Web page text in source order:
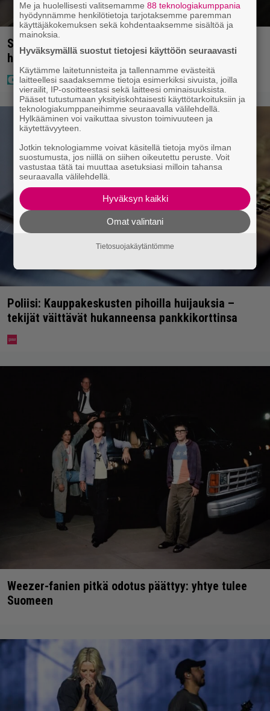
Sampo Kaulanen sai oudon tulehduksen – makaa
hoitolaitteessa nytkähdellen
Poliisi: Kauppakeskusten pihoilla huijauksia –
tekijät väittävät hukanneensa pankkikorttinsa
Weezer-fanien pitkä odotus päättyy: yhtye tulee
Suomeen
Me ja huolellisesti valitsemamme88 teknologiakumppania
hyödynnämme henkilötietoja tarjotaksemme paremman
käyttäjäkokemuksen sekä kohdentaaksemme sisältöä ja
mainoksia.
Hyväksymällä suostut tietojesi käyttöön seuraavasti
Käytämme laitetunnisteita ja tallennamme evästeitä
laitteellesi saadaksemme tietoja esimerkiksi sivuista, joilla
vierailit, IP-osoitteestasi sekä laitteesi ominaisuuksista.
Pääset tutustumaan yksityiskohtaisesti käyttötarkoituksiin ja
teknologiakumppaneihimme seuraavalla välilehdellä.
Hylkääminen voi vaikuttaa sivuston toimivuuteen ja
käytettävyyteen.
Jotkin teknologiamme voivat käsitellä tietoja myös ilman
suostumusta, jos niillä on siihen oikeutettu peruste. Voit
vastustaa tätä tai muuttaa asetuksiasi milloin tahansa
seuraavalla välilehdellä.
Hyväksyn kaikki
Omat valintani
Tietosuojakäytäntömme